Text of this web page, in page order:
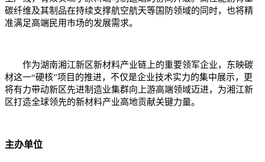
碳纤维及其制品在持续支撑航空航天等国防领域的同时，也将精
准满足高端民用市场的发展需求。
作为湖南湘江新区新材料产业链上的重要领军企业，东映碳
材这一“硬核”项目的推进，不仅是企业技术实力的集中展示，更
将有力带动新区先进制造业集群向上游高端领域迈进，为湘江新
区打造全球领先的新材料产业高地贡献关键力量。
主办单位